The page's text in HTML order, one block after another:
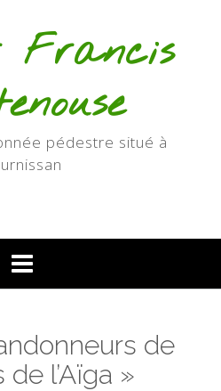
Francis
pédestre situé à
de
l’Aïga »